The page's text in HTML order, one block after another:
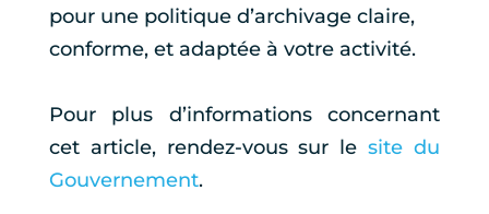
pour une politique d’archivage claire,
conforme, et adaptée à votre activité.
Pour plus d’informations concernant
cet article, rendez-vous sur lesite du
Gouvernement.